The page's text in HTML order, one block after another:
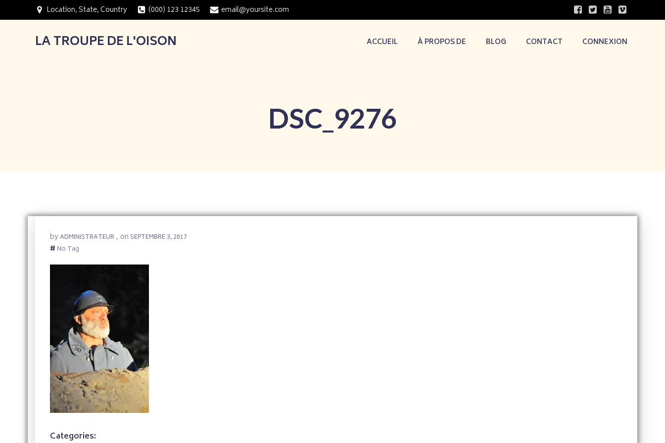
au
Location, State, Country (000) 123 12345 email@yoursite.com
LA TROUPE DE L'OISON ACCUEIL À PROPOS DE BLOG CONTACT CONNEXION
DSC_9276
byADMINISTRATEUR , onSEPTEMBRE 3, 2017
# No Tag
Categories: